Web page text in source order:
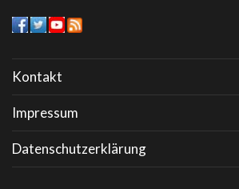
Kontakt
Impressum
Datenschutzerklärung